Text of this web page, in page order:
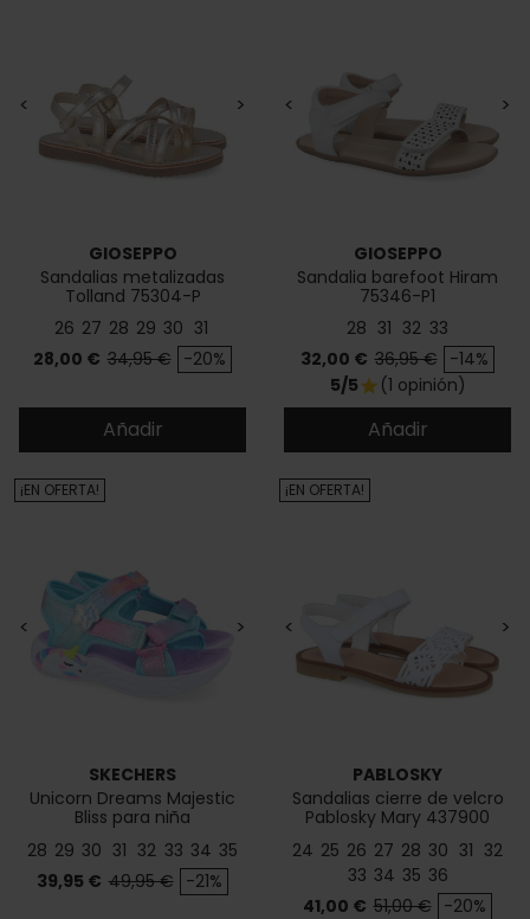
< >
GIOSEPPO
Sandalias metalizadas
Tolland 75304-P
26 27 28 29 30 31
Precio
28,00 € Precio base
34,95 € -20%
Añadir
< >
GIOSEPPO
Sandalia barefoot Hiram
75346-P1
28 31 32 33
Precio
32,00 € Precio base
36,95 € -14%
5/5star (1 opinión)
Añadir
< >
SKECHERS
Unicorn Dreams Majestic
Bliss para niña
28 29 30 31 32 33 34 35
Precio
39,95 € Precio base
49,95 € -21%
¡EN OFERTA!
< >
PABLOSKY
Sandalias cierre de velcro
Pablosky Mary 437900
24 25 26 27 28 30 31 32
33 34 35 36
Precio
41,00 € Precio base
51,00 € -20%
¡EN OFERTA!